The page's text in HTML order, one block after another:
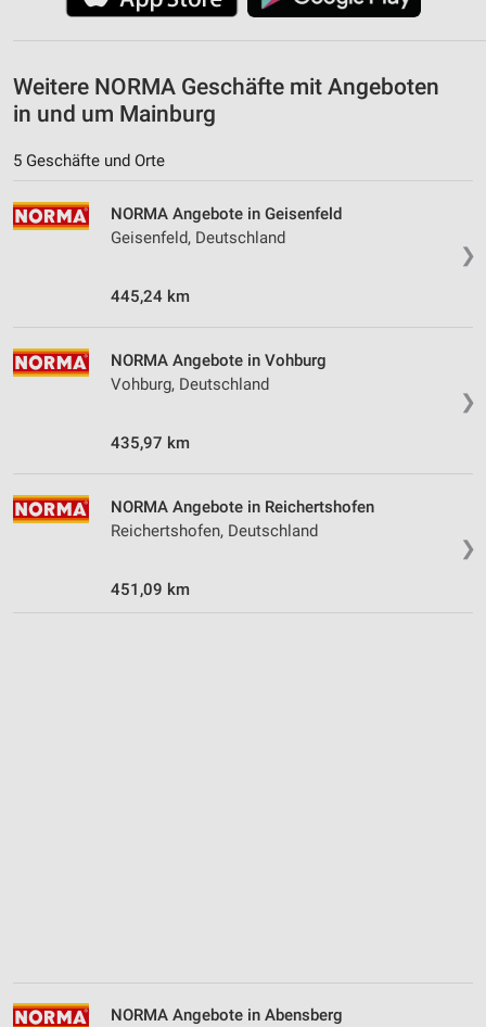
Weitere NORMA Geschäfte mit Angeboten
in und um Mainburg
5 Geschäfte und Orte
❯
NORMA Angebote in Geisenfeld
Geisenfeld, Deutschland
445,24 km
❯
NORMA Angebote in Vohburg
Vohburg, Deutschland
435,97 km
❯
NORMA Angebote in Reichertshofen
Reichertshofen, Deutschland
451,09 km
NORMA Angebote in Abensberg
personalisierter Werbung
Verwendung von Profilen zur Auswahl
Messung der Performance von Inhalten
Entwicklung und Verbesserung der Angebote
Verwendung reduzierter Daten zur Auswahl von
IAB-Besonderheiten:
Geräte anhand von aktiv angeforderten
Informationen identifizieren